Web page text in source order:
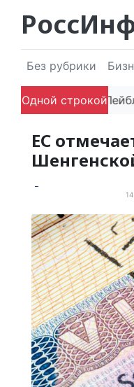
Без рубрики
Одной строкой
Лейбл
ЕС